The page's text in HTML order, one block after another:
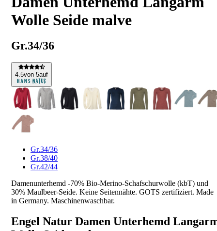
Wolle Seide malve
Gr.34/36
4.5von 5auf
Gr.34/36
Gr.38/40
Gr.42/44
Damenunterhemd -70% Bio-Merino-Schafschurwolle (kbT) und
30% Maulbeer-Seide. Keine Seitennähte. GOTS zertifiziert. Made
in Germany. Maschinenwaschbar.
Engel Natur Damen Unterhemd